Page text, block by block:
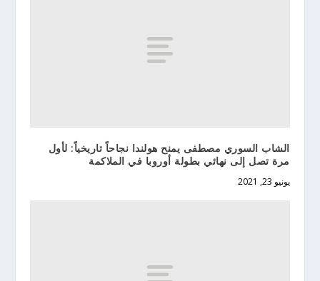
الشاب السوري مصطفى يمنح هولندا نجاحاً تاريخياً: لأول
مرة تصل إلى نهائي بطولة أوروبا في الملاكمة
يونيو 23, 2021